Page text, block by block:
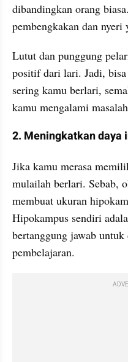
dibandingkan orang
pembengkakan dan nyeri
Lutut dan punggung
positif dari lari. Jadi,
sering kamu berlari,
kamu mengalami
2. Meningkatkan daya
Jika kamu merasa
mulailah berlari. Sebab,
membuat ukuran
Hipokampus sendiri
bertanggung jawab untuk
pembelajaran.